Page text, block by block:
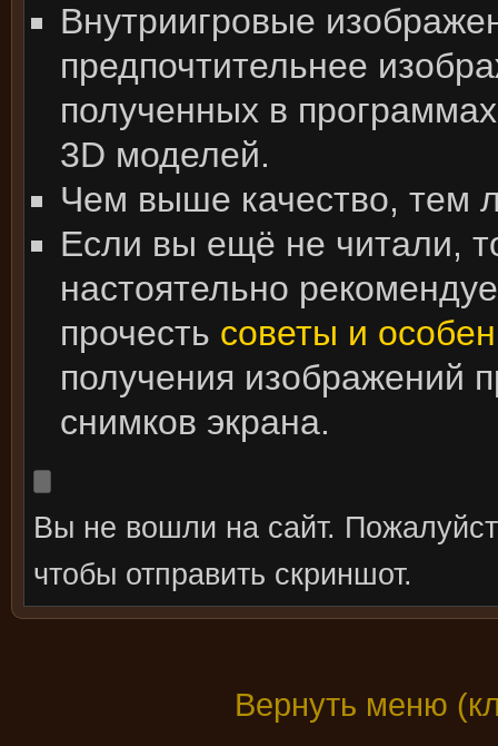
Внутриигровые
предпочтительнее
полученных в
3D моделей.
Чем выше качество, тем
Если вы ещё не читали,
настоятельно
прочесть советы и
получения изображений
снимков экрана.
Вы не вошли на сайт.
чтобы отправить скриншот.
Вернуть меню